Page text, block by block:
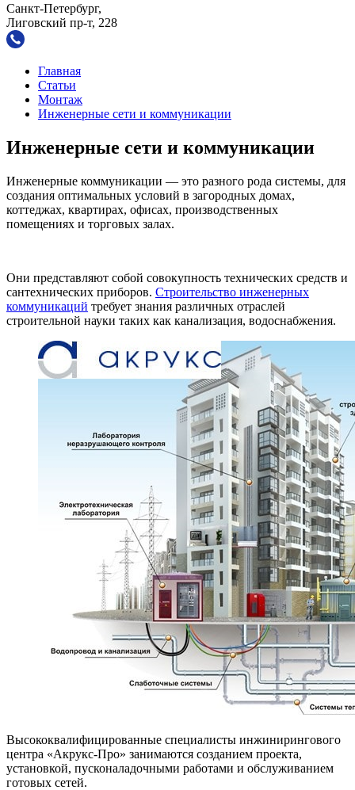
Санкт-Петербург,
Лиговский пр-т, 228
Главная
Статьи
Монтаж
Инженерные сети и коммуникации
Инженерные сети и коммуникации
Инженерные коммуникации — это разного рода системы, для
создания оптимальных условий в загородных домах,
коттеджах, квартирах, офисах, производственных
помещениях и торговых залах.
Они представляют собой совокупность технических средств и
сантехнических приборов. Строительство инженерных
коммуникаций требует знания различных отраслей
строительной науки таких как канализация, водоснабжения.
Высококвалифицированные специалисты инжинирингового
центра «Акрукс-Про» занимаются созданием проекта,
установкой, пусконаладочными работами и обслуживанием
готовых сетей.